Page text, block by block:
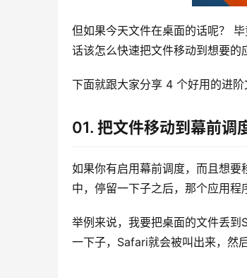
但如果今天文件在桌面的话呢？
话该怎么快速把文件移动到想要的
下面就跟大家分享 4 个好用的进阶
01. 把文件移动到幕前调
如果你有启用幕前调度，而且想
中，停留一下子之后，那个应用程
举例来说，我要把桌面的文件丢
一下子，Safari就会被叫出来，然